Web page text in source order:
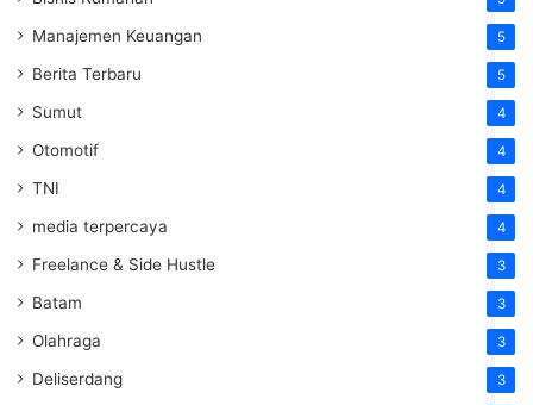
Manajemen Keuangan 5
Berita Terbaru 5
Sumut 4
Otomotif 4
TNI 4
media terpercaya 4
Freelance & Side Hustle 3
Batam 3
Olahraga 3
Deliserdang 3